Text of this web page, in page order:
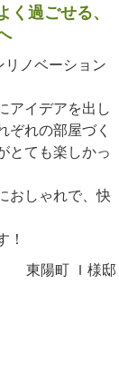
過ごせる、
ノベーション
アイデアを出し
ぞれの部屋づく
とても楽しかっ
おしゃれで、快
！
東陽町 Ｉ様邸